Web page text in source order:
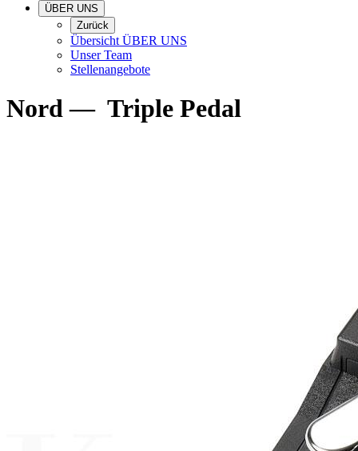
ÜBER UNS
Zurück
Übersicht ÜBER UNS
Unser Team
Stellenangebote
Nord— Triple Pedal